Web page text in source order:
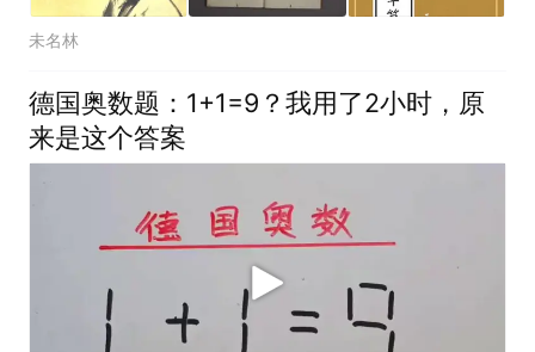
未名林
德国奥数题：1+1=9？我用了2小时，原
来是这个答案